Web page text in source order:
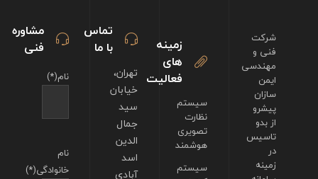
مشاوره
فنی
نام(*)
نام
خانوادگی(*)
تماس
با ما
تهران،
خیابان
سید
جمال
الدین
اسد
آبادی
زمینه
های
فعالیت
سیستم
نظارت
تصویری
هوشمند
سیستم
شرکت
فنی و
مهندسی
ایمن
سازان
پیشرو
از بدو
تاسیس
در
زمینه